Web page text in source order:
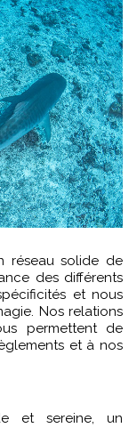
des différents
et nous
Nos relations
permettent de
et à nos